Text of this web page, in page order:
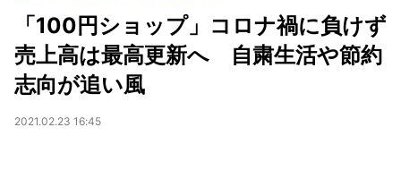
「100円ショップ」コロナ禍に負けず
売上高は最高更新へ 自粛生活や節約
志向が追い風
2021.02.23 16:45